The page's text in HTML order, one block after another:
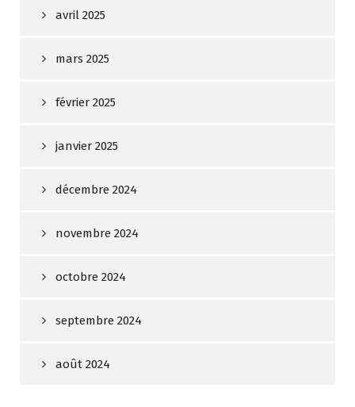
avril 2025
mars 2025
février 2025
janvier 2025
décembre 2024
novembre 2024
octobre 2024
septembre 2024
août 2024